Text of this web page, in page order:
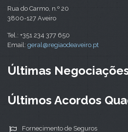
Rua do Carmo, n.º 20
3800-127 Aveiro
Tel.: +351 234 377 650
Email: geral@regiaodeaveiro.pt
Últimas
Últimos Acordos
Fornecimento de Seguros